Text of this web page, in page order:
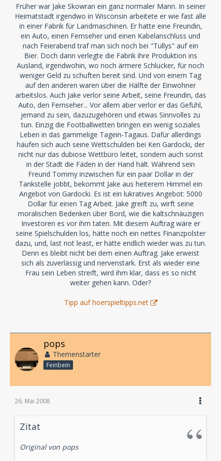
Früher war Jake Skowran ein ganz normaler Mann. In seiner
Heimatstadt irgendwo in Wisconsin arbeitete er wie fast alle
in einer Fabrik für Landmaschinen. Er hatte eine Freundin,
ein Auto, einen Fernseher und einen Kabelanschluss und
nach Feierabend traf man sich noch bei "Tullys" auf ein
Bier. Doch dann verlegte die Fabrik ihre Produktion ins
Ausland, irgendwohin, wo noch ärmere Schlucker, für noch
weniger Geld zu schuften bereit sind. Und von einem Tag
auf den anderen waren über die Hälfte der Einwohner
arbeitslos. Auch Jake verlor seine Arbeit, seine Freundin, das
Auto, den Fernseher... Vor allem aber verlor er das Gefühl,
jemand zu sein, dazuzugehören und etwas Sinnvolles zu
tun. Einzig die Footballwetten bringen ein wenig soziales
Leben in das gammelige Tagein-Tagaus. Dafür allerdings
häufen sich auch seine Wettschulden bei Ken Gardocki, der
nicht nur das dubiose Wettbüro leitet, sondern auch sonst
in der Stadt die Fäden in der Hand hält. Während sein
Freund Tommy inzwischen für ein paar Dollar in der
Tankstelle jobbt, bekommt Jake aus heiterem Himmel ein
Angebot von Gardocki. Es ist ein lukratives Angebot: 5000
Dollar für einen Tag Arbeit. Jake greift zu, wirft seine
moralischen Bedenken über Bord, wie die kaltschnäuzigen
Investoren es vor ihm taten. Mit diesem Auftrag wäre er
seine Spielschulden los, hätte noch ein nettes Finanzpolster
dazu, und, last not least, er hätte endlich wieder was zu tun.
Denn es bleibt nicht bei dem einen Auftrag. Jake erweist
sich als zuverlässig und nervenstark. Erst als wieder eine
Frau sein Leben streift, wird ihm klar, dass es so nicht
weiter gehen kann. Oder?
Tipp auf hoerspieltipps.net
pops
Themenstarter
Feinbein
26. Mai 2008
Zitat
Original von pops